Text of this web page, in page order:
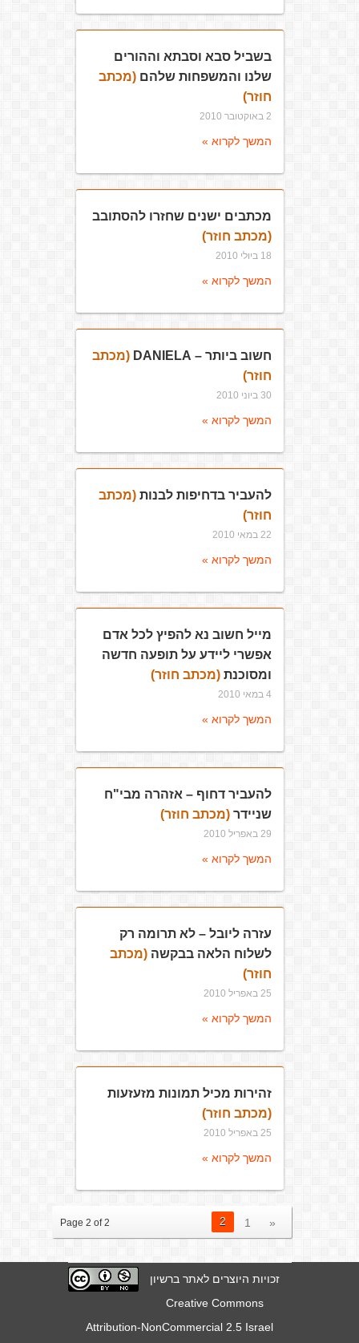
בשביל סבא וסבתא וההורים
שלנו והמשפחות שלהם(מכתב
חוזר)
2 באוקטובר 2010
המשך לקרוא »
מכתבים ישנים שחזרו להסתובב
(מכתב חוזר)
18 ביולי 2010
המשך לקרוא »
חשוב ביותר – DANIELA
(מכתב
חוזר)
30 ביוני 2010
המשך לקרוא »
להעביר בדחיפות לבנות(מכתב
חוזר)
22 במאי 2010
המשך לקרוא »
מייל חשוב נא להפיץ לכל אדם
אפשרי ליידע על תופעה חדשה
ומסוכנת(מכתב חוזר)
4 במאי 2010
המשך לקרוא »
להעביר דחוף – אזהרה מבי"ח
שניידר(מכתב חוזר)
29 באפריל 2010
המשך לקרוא »
עזרה ליובל – לא תרומה רק
לשלוח הלאה בבקשה(מכתב
חוזר)
25 באפריל 2010
המשך לקרוא »
זהירות מכיל תמונות מזעזעות
(מכתב חוזר)
25 באפריל 2010
המשך לקרוא »
Page 2 of 2 «
1
2
זכויות היוצרים לאתר ברשיון
Creative Commons
Attribution-NonCommercial 2.5 Israel